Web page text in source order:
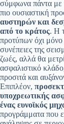
σύμφωνα πάντα με
πιο ουσιαστική
αυστηρών και
από το κράτος. Η
προτύπων όχι μόνο
συνέπειες της
ζωές, αλλά θα
ασφαλιστικό
προσιτά και
Επιπλέον,
υποχρεωτικής
ένας ευνοϊκός
προγράμματα που